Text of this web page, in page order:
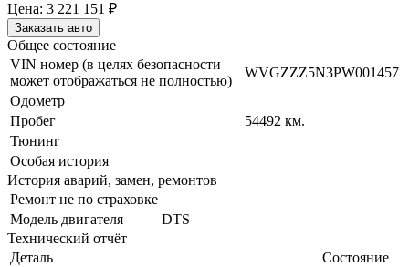
Цена: 3 221 151 ₽
Заказать авто
Общее состояние
VIN номер (в целях безопасности
может отображаться не полностью)
WVGZZZ5N3PW001457
Одометр
Пробег
54492 км.
Тюнинг
Особая история
История аварий, замен, ремонтов
Ремонт не по страховке
Модель двигателя
DTS
Технический отчёт
Деталь
Состояние